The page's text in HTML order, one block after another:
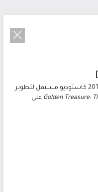
عام 2017 كاستوديو مستقل لتطوير
Golden Treasure: على